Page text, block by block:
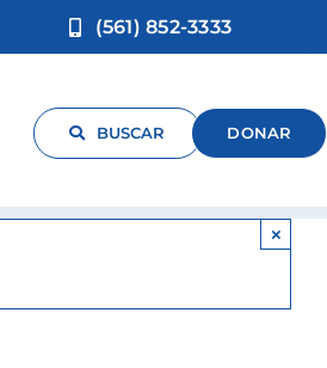
(561) 852-3333
BUSCAR DONAR
×